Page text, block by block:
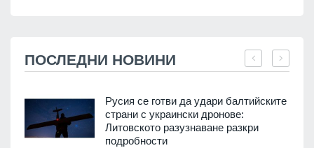
ПОСЛЕДНИ НОВИНИ
Русия се готви да удари балтийските
страни с украински дронове:
Литовското разузнаване разкри
подробности